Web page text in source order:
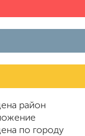
район
по городу